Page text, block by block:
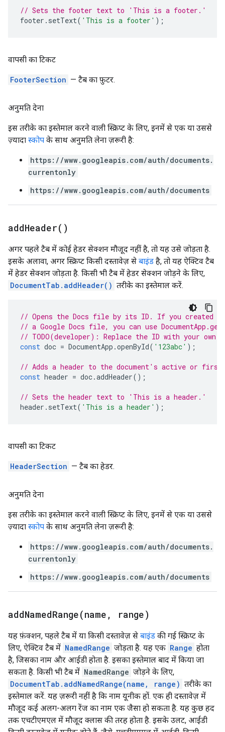
// Sets the footer text to 'This is a footer.'
footer . setText( 'This is a footer' );
वापसी का टिकट
FooterSection — टैब का फ़ुटर.
अनुमति देना
इस तरीके का इस्तेमाल करने वाली स्क्रिप्ट के लिए, इनमें से एक या उससे
ज़्यादा स्कोप के साथ अनुमति लेना ज़रूरी है:
https://www.googleapis.com/auth/documents.
currentonly
https://www.googleapis.com/auth/documents
addHeader( )
अगर पहले टैब में कोई हेडर सेक्शन मौजूद नहीं है, तो यह उसे जोड़ता है.
इसके अलावा, अगर स्क्रिप्ट किसी दस्तावेज़ से बाइंड है, तो यह ऐक्टिव टैब
में हेडर सेक्शन जोड़ता है. किसी भी टैब में हेडर सेक्शन जोड़ने के लिए,
DocumentTab.addHeader() तरीके का इस्तेमाल करें.
// Opens the Docs file by its ID. If you created
// a Google Docs file, you can use
// TODO(developer): Replace the ID with your own.
const doc = DocumentApp .openById( '123abc' );
// Adds a header to the document's active or
const header = doc.addHeader();
// Sets the header text to 'This is a header.'
header . setText( 'This is a header' );
वापसी का टिकट
HeaderSection — टैब का हेडर.
अनुमति देना
इस तरीके का इस्तेमाल करने वाली स्क्रिप्ट के लिए, इनमें से एक या उससे
ज़्यादा स्कोप के साथ अनुमति लेना ज़रूरी है:
https://www.googleapis.com/auth/documents.
currentonly
https://www.googleapis.com/auth/documents
addNamedRange(name , range)
यह फ़ंक्शन, पहले टैब में या किसी दस्तावेज़ से बाइंड की गई स्क्रिप्ट के
लिए, ऐक्टिव टैब में NamedRange जोड़ता है. यह एक Range होता
है, जिसका नाम और आईडी होता है. इसका इस्तेमाल बाद में किया जा
सकता है. किसी भी टैब में NamedRange जोड़ने के लिए,
DocumentTab.addNamedRange(name, range) तरीके का
इस्तेमाल करें. यह ज़रूरी नहीं है कि नाम यूनीक हों. एक ही दस्तावेज़ में
मौजूद कई अलग-अलग रेंज का नाम एक जैसा हो सकता है. यह कुछ हद
तक एचटीएमएल में मौजूद क्लास की तरह होता है. इसके उलट, आईडी